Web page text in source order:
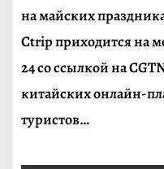
на майских
Ctrip приходится на
24 со ссылкой на
китайских онлайн-
туристов…